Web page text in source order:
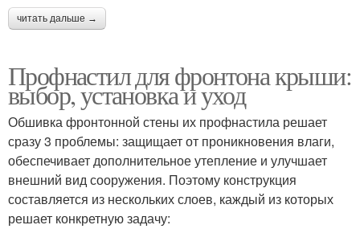
читать дальше →
Профнастил для фронтона крыши:
выбор, установка и уход
Обшивка фронтонной стены их профнастила решает
сразу 3 проблемы: защищает от проникновения влаги,
обеспечивает дополнительное утепление и улучшает
внешний вид сооружения. Поэтому конструкция
составляется из нескольких слоев, каждый из которых
решает конкретную задачу: